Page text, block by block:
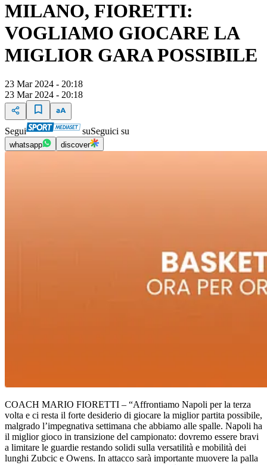
MILANO, FIORETTI:
VOGLIAMO GIOCARE LA
MIGLIOR GARA POSSIBILE
23 Mar 2024 - 20:18
23 Mar 2024 - 20:18
Segui suSeguici su
whatsapp discover
COACH MARIO FIORETTI – “Affrontiamo Napoli per la terza
volta e ci resta il forte desiderio di giocare la miglior partita possibile,
malgrado l’impegnativa settimana che abbiamo alle spalle. Napoli ha
il miglior gioco in transizione del campionato: dovremo essere bravi
a limitare le guardie restando solidi sulla versatilità e mobilità dei
lunghi Zubcic e Owens. In attacco sarà importante muovere la palla